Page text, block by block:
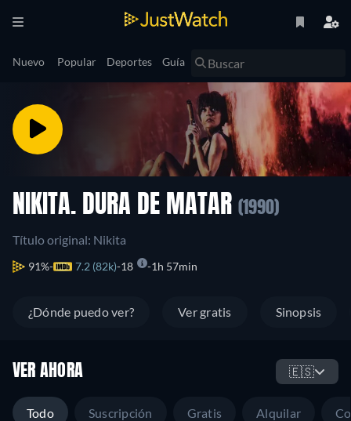
Nuevo Popular Deportes Guía
NIKITA. DURA DE MATAR (1990)
Título original: Nikita
91% 7.2 (82k) 18 1h 57min
¿Dónde puedo ver? Ver gratis Sinopsis
VER AHORA 🇪🇸
Todo Suscripción Gratis Alquilar